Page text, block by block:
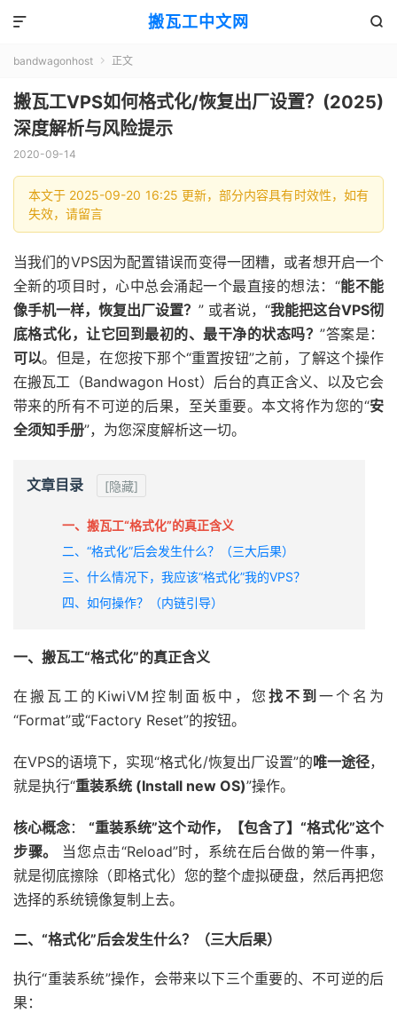
搬瓦工中文网 

bandwagonhost  正文
搬瓦工VPS如何格式化/恢复出厂设置？(2025)
深度解析与风险提示
2020-09-14
本文于 2025-09-20 16:25 更新，部分内容具有时效性，如有
失效，请留言
当我们的VPS因为配置错误而变得一团糟，或者想开启一个
全新的项目时，心中总会涌起一个最直接的想法：“能不能
像手机一样，恢复出厂设置？ ” 或者说，“我能把这台VPS彻
底格式化，让它回到最初的、最干净的状态吗？”答案是：
可以。但是，在您按下那个“重置按钮”之前，了解这个操作
在搬瓦工（Bandwagon Host）后台的真正含义、以及它会
带来的所有不可逆的后果，至关重要。本文将作为您的“安
全须知手册”，为您深度解析这一切。
文章目录 [隐藏]
一、搬瓦工“格式化”的真正含义
二、“格式化”后会发生什么？（三大后果）
三、什么情况下，我应该“格式化”我的VPS？
四、如何操作？（内链引导）
一、搬瓦工“格式化”的真正含义
在搬瓦工的KiwiVM控制面板中，您找不到一个名为
“Format”或“Factory Reset”的按钮。
在VPS的语境下，实现“格式化/恢复出厂设置”的唯一途径，
就是执行“重装系统 (Install new OS)”操作。
核心概念：“重装系统”这个动作，【包含了】“格式化”这个
步骤。
当您点击“Reload”时，系统在后台做的第一件事，
就是彻底擦除（即格式化）您的整个虚拟硬盘，然后再把您
选择的系统镜像复制上去。
二、“格式化”后会发生什么？（三大后果）
执行“重装系统”操作，会带来以下三个重要的、不可逆的后
果：